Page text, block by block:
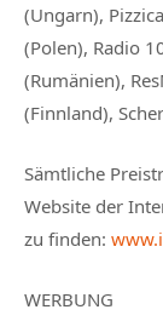
(Ungarn),
(Polen), Radio
(Rumänien),
(Finnland),
Sämtliche
Website der
zu finden:
WERBUNG